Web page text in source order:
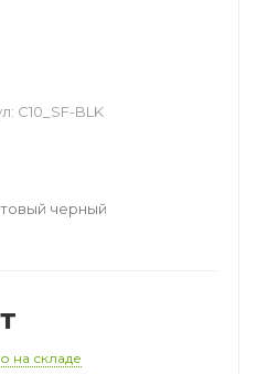
C10_SF-BLK
черный
на складе